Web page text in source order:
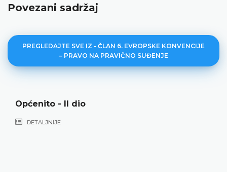
Povezani sadržaj
PREGLEDAJTE SVE IZ - ČLAN 6. EVROPSKE KONVENCIJE
– PRAVO NA PRAVIČNO SUĐENJE
Općenito - II dio
DETALJNIJE